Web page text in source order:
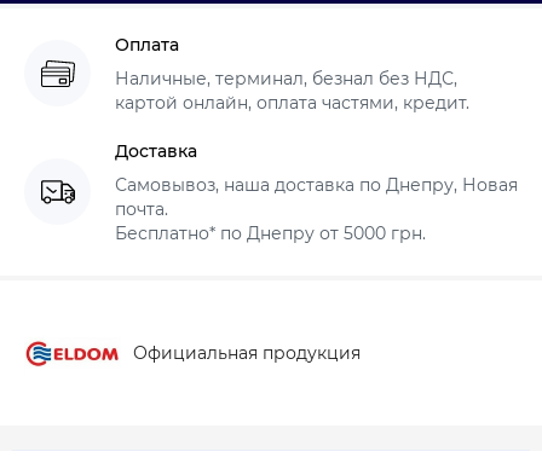
Оплата
Наличные, терминал, безнал без НДС,
картой онлайн, оплата частями, кредит.
Доставка
Самовывоз, наша доставка по Днепру, Новая
почта.
Бесплатно* по Днепру от 5000 грн.
Официальная продукция